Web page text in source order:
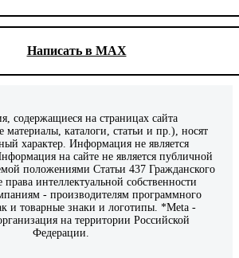
Написать в MAX
содержащиеся на страницах сайта
каталоги, статьи и пр.), носят
характер. Информация не является
на сайте не является публичной
положениями Статьи 437 Гражданского
интеллектуальной собственности
- производителям программного
и товарные знаки и логотипы. *Meta -
на территории Российской
Федерации.